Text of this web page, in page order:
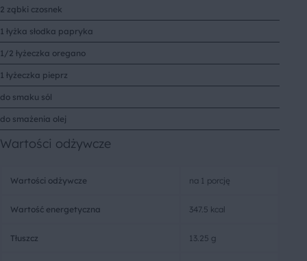
2 ząbki czosnek
1 łyżka słodka papryka
1/2 łyżeczka oregano
1 łyżeczka pieprz
do smaku sól
do smażenia olej
Wartości odżywcze
Wartości odżywcze na 1 porcję
Wartość energetyczna 347.5 kcal
Tłuszcz 13.25 g